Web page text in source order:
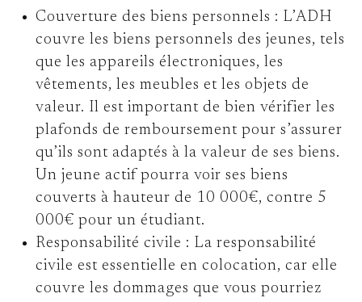
Couverture des biens personnels : L’ADH
couvre les biens personnels des jeunes, tels
que les appareils électroniques, les
vêtements, les meubles et les objets de
valeur. Il est important de bien vérifier les
plafonds de remboursement pour s’assurer
qu’ils sont adaptés à la valeur de ses biens.
Un jeune actif pourra voir ses biens
couverts à hauteur de 10 000€, contre 5
000€ pour un étudiant.
Responsabilité civile : La responsabilité
civile est essentielle en colocation, car elle
couvre les dommages que vous pourriez